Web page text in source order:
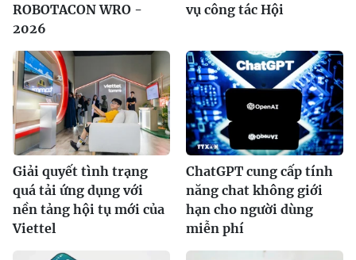
ROBOTACON WRO -
2026
vụ công tác Hội
Giải quyết tình trạng
quá tải ứng dụng với
nền tảng hội tụ mới của
Viettel
ChatGPT cung cấp tính
năng chat không giới
hạn cho người dùng
miễn phí